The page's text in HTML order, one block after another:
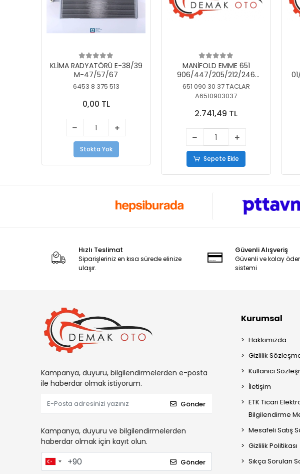
KLİMA RADYATÖRÜ E-38/39
M-47/57/67
6453 8 375 513
0,00 TL
Stokta Yok
MANİFOLD EMME 651
906/447/205/212/246
KELEBEKSİZ
651 090 30 37 TACLAR
A6510903037
2.741,49 TL
Sepete Ekle
Hızlı Teslimat
Siparişleriniz en kısa sürede elinize
ulaşır.
Güvenli Alışveriş
Güvenli ve kolay
sistemi
Kampanya, duyuru, bilgilendirmelerden e-posta
ile haberdar olmak istiyorum.
Gönder
Kampanya, duyuru ve bilgilendirmelerden
haberdar olmak için kayıt olun.
Gönder
Kurumsal
Hakkımızda
Gizlilik
Kullanıcı
İletişim
ETK Ticari
Bilgilendirme
Mesafeli Satış
Gizlilik Politikası
Sıkça Sorulan